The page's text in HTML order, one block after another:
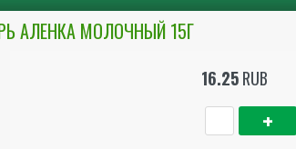
АЛЕНКА МОЛОЧНЫЙ 15Г
16.25 RUB